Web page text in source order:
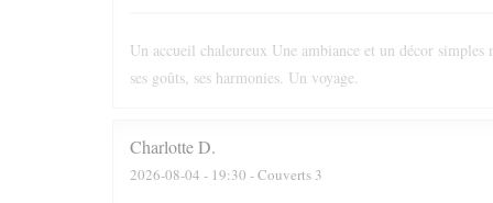
Un accueil chaleureux Une ambiance et un décor
ses goûts, ses harmonies. Un voyage.
CharlotteD
2026-08-04 - 19:30 - Couverts 3